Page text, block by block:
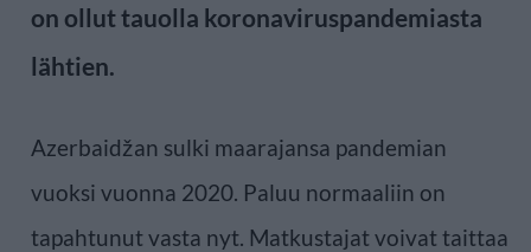
on ollut tauolla koronaviruspandemiasta
lähtien.
Azerbaidžan sulki maarajansa pandemian
vuoksi vuonna 2020. Paluu normaaliin on
tapahtunut vasta nyt. Matkustajat voivat taittaa